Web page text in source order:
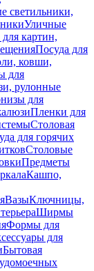
светильники,
Уличные
картин,
Посуда для
ковши,
для
рулонные
для
Пленки для
Столовая
для горячих
Столовые
Предметы
Кашпо,
ВазыКлючницы,
Ширмы
Формы для
для
Бытовая